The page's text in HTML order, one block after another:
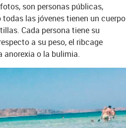
son personas públicas,
las jóvenes tienen un cuerpo
Cada persona tiene su
a su peso, el ribcage
anorexia o la bulimia.